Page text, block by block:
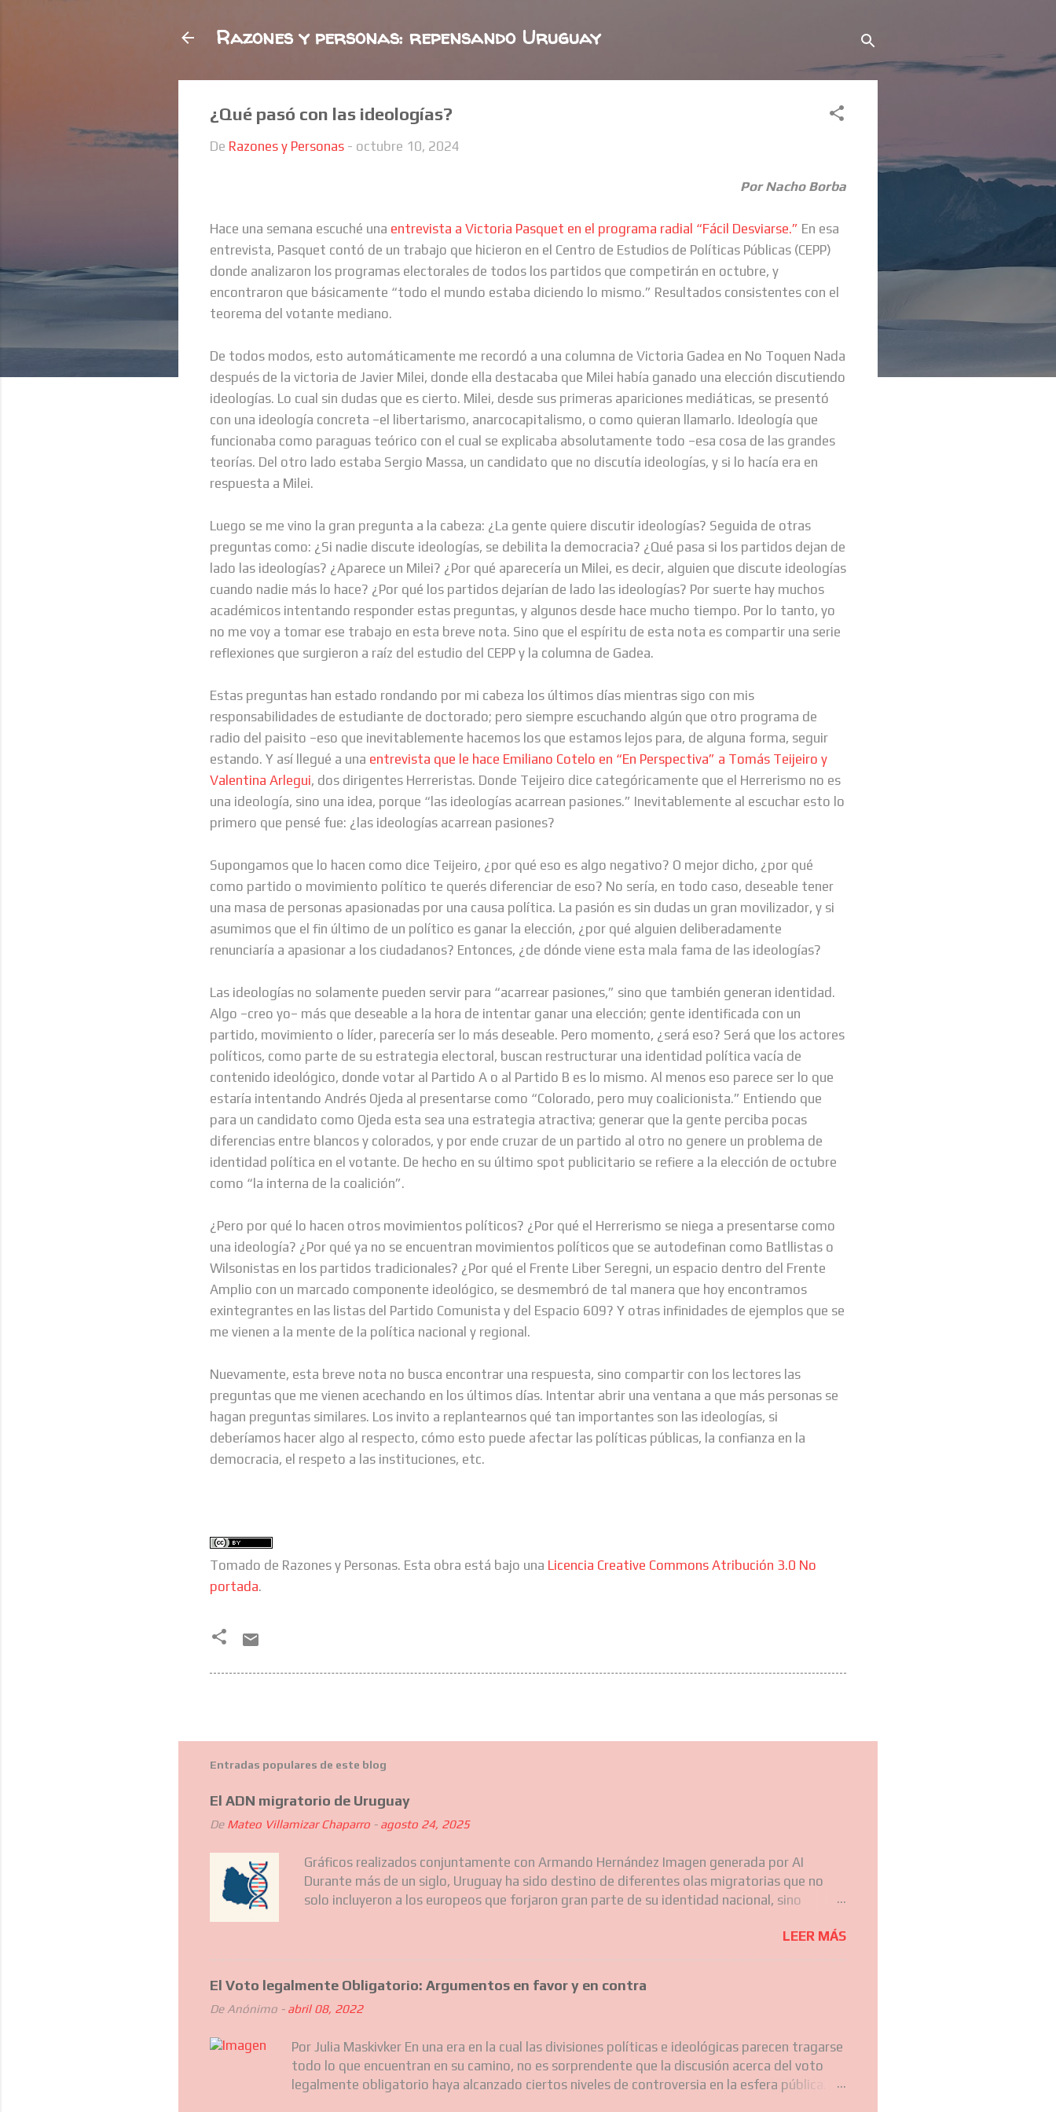
Razones y personas: repensando Uruguay
¿Qué pasó con las ideologías?
De Razones y Personas - octubre 10, 2024
Por Nacho Borba
Hace una semana escuché una entrevista a Victoria Pasquet en el programa radial “Fácil Desviarse.” En esa
entrevista, Pasquet contó de un trabajo que hicieron en el Centro de Estudios de Políticas Públicas (CEPP)
donde analizaron los programas electorales de todos los partidos que competirán en octubre, y
encontraron que básicamente “todo el mundo estaba diciendo lo mismo.” Resultados consistentes con el
teorema del votante mediano.
De todos modos, esto automáticamente me recordó a una columna de Victoria Gadea en No Toquen Nada
después de la victoria de Javier Milei, donde ella destacaba que Milei había ganado una elección discutiendo
ideologías. Lo cual sin dudas que es cierto. Milei, desde sus primeras apariciones mediáticas, se presentó
con una ideología concreta –el libertarismo, anarcocapitalismo, o como quieran llamarlo. Ideología que
funcionaba como paraguas teórico con el cual se explicaba absolutamente todo –esa cosa de las grandes
teorías. Del otro lado estaba Sergio Massa, un candidato que no discutía ideologías, y si lo hacía era en
respuesta a Milei.
Luego se me vino la gran pregunta a la cabeza: ¿La gente quiere discutir ideologías? Seguida de otras
preguntas como: ¿Si nadie discute ideologías, se debilita la democracia? ¿Qué pasa si los partidos dejan de
lado las ideologías? ¿Aparece un Milei? ¿Por qué aparecería un Milei, es decir, alguien que discute ideologías
cuando nadie más lo hace? ¿Por qué los partidos dejarían de lado las ideologías? Por suerte hay muchos
académicos intentando responder estas preguntas, y algunos desde hace mucho tiempo. Por lo tanto, yo
no me voy a tomar ese trabajo en esta breve nota. Sino que el espíritu de esta nota es compartir una serie
reflexiones que surgieron a raíz del estudio del CEPP y la columna de Gadea.
Estas preguntas han estado rondando por mi cabeza los últimos días mientras sigo con mis
responsabilidades de estudiante de doctorado; pero siempre escuchando algún que otro programa de
radio del paisito –eso que inevitablemente hacemos los que estamos lejos para, de alguna forma, seguir
estando. Y así llegué a una entrevista que le hace Emiliano Cotelo en “En Perspectiva” a Tomás Teijeiro y
Valentina Arlegui, dos dirigentes Herreristas. Donde Teijeiro dice categóricamente que el Herrerismo no es
una ideología, sino una idea, porque “las ideologías acarrean pasiones.” Inevitablemente al escuchar esto lo
primero que pensé fue: ¿las ideologías acarrean pasiones?
Supongamos que lo hacen como dice Teijeiro, ¿por qué eso es algo negativo? O mejor dicho, ¿por qué
como partido o movimiento político te querés diferenciar de eso? No sería, en todo caso, deseable tener
una masa de personas apasionadas por una causa política. La pasión es sin dudas un gran movilizador, y si
asumimos que el fin último de un político es ganar la elección, ¿por qué alguien deliberadamente
renunciaría a apasionar a los ciudadanos? Entonces, ¿de dónde viene esta mala fama de las ideologías?
Las ideologías no solamente pueden servir para “acarrear pasiones,” sino que también generan identidad.
Algo –creo yo– más que deseable a la hora de intentar ganar una elección; gente identificada con un
partido, movimiento o líder, parecería ser lo más deseable. Pero momento, ¿será eso? Será que los actores
políticos, como parte de su estrategia electoral, buscan restructurar una identidad política vacía de
contenido ideológico, donde votar al Partido A o al Partido B es lo mismo. Al menos eso parece ser lo que
estaría intentando Andrés Ojeda al presentarse como “Colorado, pero muy coalicionista.” Entiendo que
para un candidato como Ojeda esta sea una estrategia atractiva; generar que la gente perciba pocas
diferencias entre blancos y colorados, y por ende cruzar de un partido al otro no genere un problema de
identidad política en el votante. De hecho en su último spot publicitario se refiere a la elección de octubre
como “la interna de la coalición”.
¿Pero por qué lo hacen otros movimientos políticos? ¿Por qué el Herrerismo se niega a presentarse como
una ideología? ¿Por qué ya no se encuentran movimientos políticos que se autodefinan como Batllistas o
Wilsonistas en los partidos tradicionales? ¿Por qué el Frente Liber Seregni, un espacio dentro del Frente
Amplio con un marcado componente ideológico, se desmembró de tal manera que hoy encontramos
exintegrantes en las listas del Partido Comunista y del Espacio 609? Y otras infinidades de ejemplos que se
me vienen a la mente de la política nacional y regional.
Nuevamente, esta breve nota no busca encontrar una respuesta, sino compartir con los lectores las
preguntas que me vienen acechando en los últimos días. Intentar abrir una ventana a que más personas se
hagan preguntas similares. Los invito a replantearnos qué tan importantes son las ideologías, si
deberíamos hacer algo al respecto, cómo esto puede afectar las políticas públicas, la confianza en la
democracia, el respeto a las instituciones, etc.
Tomado de Razones y Personas. Esta obra está bajo una Licencia Creative Commons Atribución 3.0 No
portada.
Entradas populares de este blog
El ADN migratorio de Uruguay
De Mateo Villamizar Chaparro - agosto 24, 2025
Gráficos realizados conjuntamente con Armando Hernández Imagen generada por AI
Durante más de un siglo, Uruguay ha sido destino de diferentes olas migratorias que no
solo incluyeron a los europeos que forjaron gran parte de su identidad nacional, sino
Latina. Estas migraciones sucesivas han ido moldeando silenciosamente el carácter
nacional uruguayo, su gastronomía, sus barrios y hasta su forma de hablar. Hoy, cuando los
culturas sin siquiera darse cuenta. Lugares como Nueva Helvecia o Colonia Valdense en el
departamento de Colonia muestran tambié estos patrones. El análisis de estos flujos
que han configurado la sociedad uruguaya contemporánea. En este análisis realizaremos
una descripción de los datos del censo de 2023 y los c...
LEER MÁS
El Voto legalmente Obligatorio: Argumentos en favor y en contra
De Anónimo - abril 08, 2022
Por Julia Maskivker En una era en la cual las divisiones políticas e ideológicas parecen tragarse
todo lo que encuentran en su camino, no es sorprendente que la discusión acerca del voto
legalmente obligatorio haya alcanzado ciertos niveles de controversia en la esfera pública.